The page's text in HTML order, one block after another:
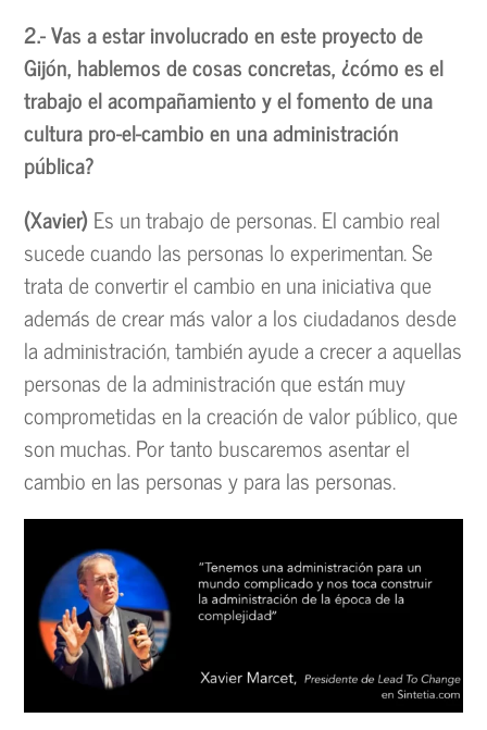
2.- Vas a estar involucrado en este proyecto de
Gijón, hablemos de cosas concretas, ¿cómo es el
trabajo el acompañamiento y el fomento de una
cultura pro-el-cambio en una administración
pública?
(Xavier) Es un trabajo de personas. El cambio real
sucede cuando las personas lo experimentan. Se
trata de convertir el cambio en una iniciativa que
además de crear más valor a los ciudadanos desde
la administración, también ayude a crecer a aquellas
personas de la administración que están muy
comprometidas en la creación de valor público, que
son muchas. Por tanto buscaremos asentar el
cambio en las personas y para las personas.